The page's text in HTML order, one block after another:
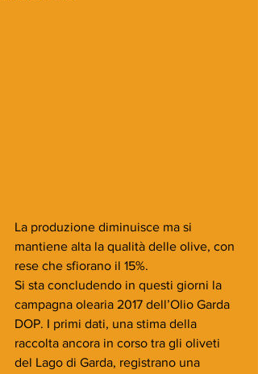
La produzione diminuisce ma si
mantiene alta la qualità delle olive, con
rese che sfiorano il 15%.
Si sta concludendo in questi giorni la
campagna olearia 2017 dell’Olio Garda
DOP. I primi dati, una stima della
raccolta ancora in corso tra gli oliveti
del Lago di Garda, registrano una